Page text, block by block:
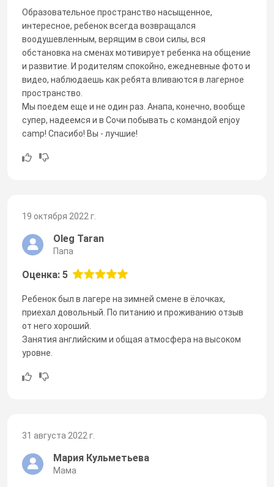
Образовательное пространство насыщенное,
интересное, ребенок всегда возвращался
воодушевленным, верящим в свои силы, вся
обстановка на сменах мотивирует ребенка на общение
и развитие. И родителям спокойно, ежедневные фото и
видео, наблюдаешь как ребята вливаются в лагерное
пространство.
Мы поедем еще и не один раз. Анапа, конечно, вообще
супер, надеемся и в Сочи побывать с командой enjoy
camp! Спасибо! Вы - лучшие!
19 октября 2022 г.
Oleg Taran
Папа
Оценка: 5
Ребенок был в лагере на зимней смене в ёлочках,
приехал довольный. По питанию и проживанию отзыв
от него хороший.
Занятия английским и общая атмосфера на высоком
уровне.
31 августа 2022 г.
Мария Кульметьева
Мама